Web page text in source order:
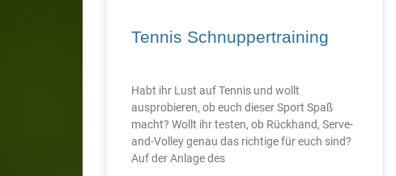
Tennis Schnuppertraining
Habt ihr Lust auf Tennis und wollt
ausprobieren, ob euch dieser Sport Spaß
macht? Wollt ihr testen, ob Rückhand, Serve-
and-Volley genau das richtige für euch sind?
Auf der Anlage des